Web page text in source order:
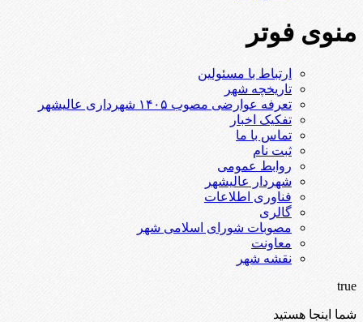
منوی فوتر
ارتباط با مسئولین
تاریخچه شهر
تعرفه عوارضی مصوب ۱۴۰۵ شهرداری عالیشهر
تفکیک اخبار
تماس با ما
ثبت نام
روابط عمومی
شهردار عالیشهر
فناوری اطلاعات
گالری
مصوبات شورای اسلامی شهر
معاونت
نقشه شهر
true
شما اینجا هستید